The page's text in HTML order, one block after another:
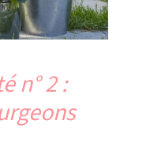
n° 2 :